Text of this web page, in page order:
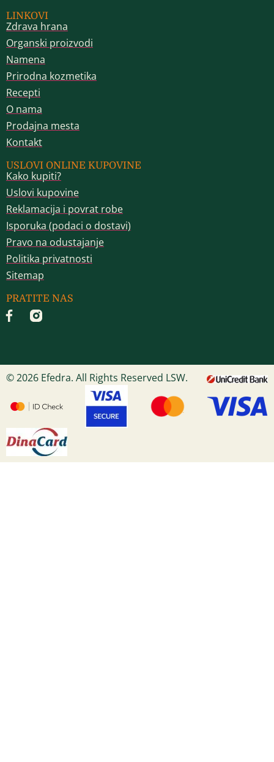
LINKOVI
Zdrava hrana
Organski proizvodi
Namena
Prirodna kozmetika
Recepti
O nama
Prodajna mesta
Kontakt
USLOVI ONLINE KUPOVINE
Kako kupiti?
Uslovi kupovine
Reklamacija i povrat robe
Isporuka (podaci o dostavi)
Pravo na odustajanje
Politika privatnosti
Sitemap
PRATITE NAS
© 2026 Efedra. All Rights Reserved LSW.